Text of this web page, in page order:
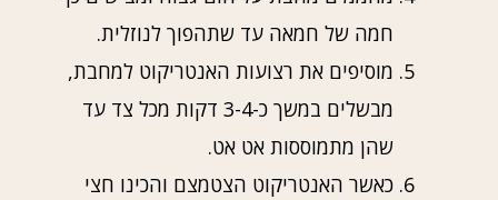
חמה של חמאה עד שתהפוך לנוזלית.
מוסיפים את רצועות האנטריקוט למחבת,
מבשלים במשך כ-3-4 דקות מכל צד עד
שהן מתמוססות אט אט.
כאשר האנטריקוט הצטמצם והכינו חצי